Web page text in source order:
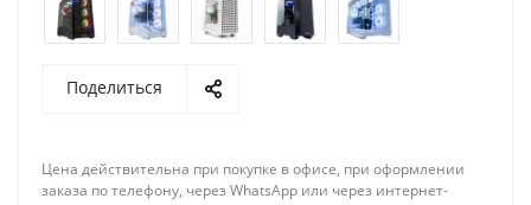
Поделиться
Цена действительна при покупке в офисе, при оформлении
заказа по телефону, через WhatsApp или через интернет-